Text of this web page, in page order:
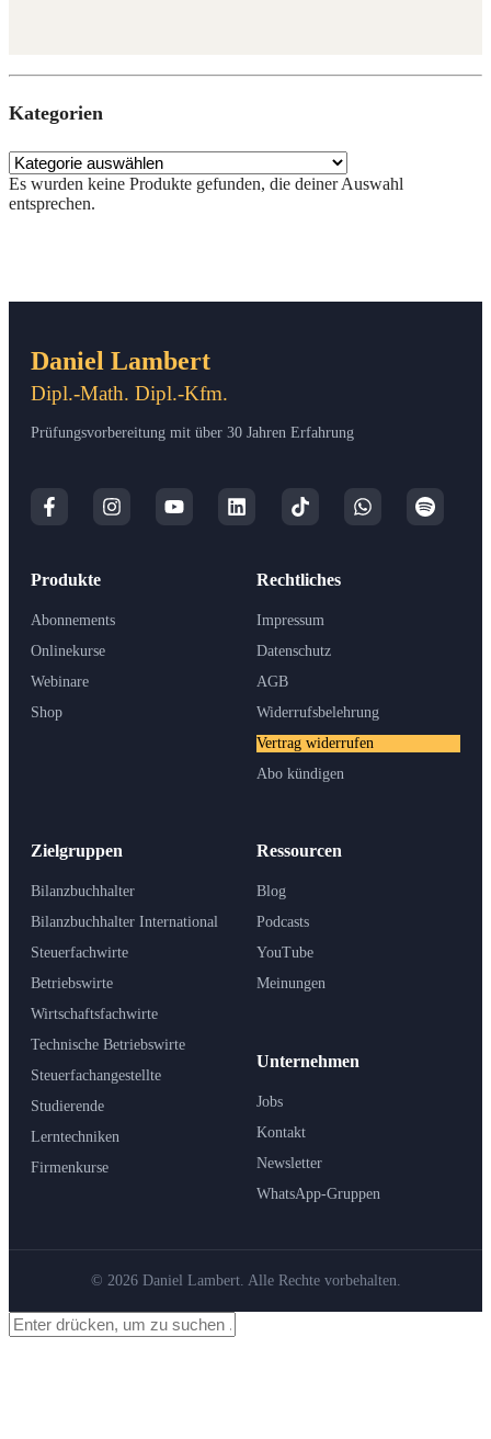
Kate­go­rien
Es wur­den kei­ne Pro­duk­te gefun­den, die dei­ner Aus­wahl
entsprechen.
Daniel Lambert
Dipl.-Math. Dipl.-Kfm.
Prüfungsvorbereitung mit über 30 Jahren Erfahrung
Produkte
Abonnements
Onlinekurse
Webinare
Shop
Zielgruppen
Bilanzbuchhalter
Bilanzbuchhalter International
Steuerfachwirte
Betriebswirte
Wirtschaftsfachwirte
Technische Betriebswirte
Steuerfachangestellte
Studierende
Lerntechniken
Firmenkurse
Ressourcen
Blog
Podcasts
YouTube
Meinungen
Unternehmen
Jobs
Kontakt
Newsletter
WhatsApp-Gruppen
Rechtliches
Impressum
Datenschutz
AGB
Widerrufsbelehrung
Vertrag widerrufen
Abo kündigen
© 2026 Daniel Lambert. Alle Rechte vorbehalten.